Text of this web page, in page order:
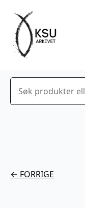
Søk
← FORRIGE